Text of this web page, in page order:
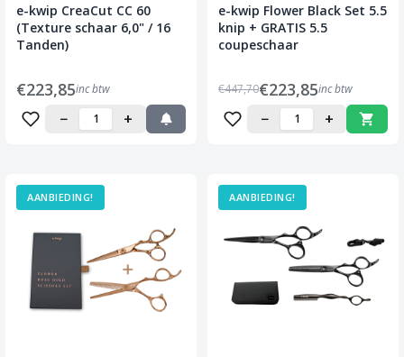
e-kwip CreaCut CC 60
(Texture schaar 6,0" / 16
Tanden)
€223,85inc btw
− +
e-kwip Flower Black Set 5.5
knip + GRATIS 5.5
coupeschaar
€447,70€223,85inc btw
− +
AANBIEDING! AANBIEDING!